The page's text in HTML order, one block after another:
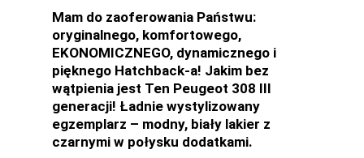
Mam do zaoferowania Państwu:
oryginalnego, komfortowego,
EKONOMICZNEGO, dynamicznego i
pięknego Hatchback-a! Jakim bez
wątpienia jest Ten Peugeot 308 III
generacji! Ładnie wystylizowany
egzemplarz – modny, biały lakier z
czarnymi w połysku dodatkami.